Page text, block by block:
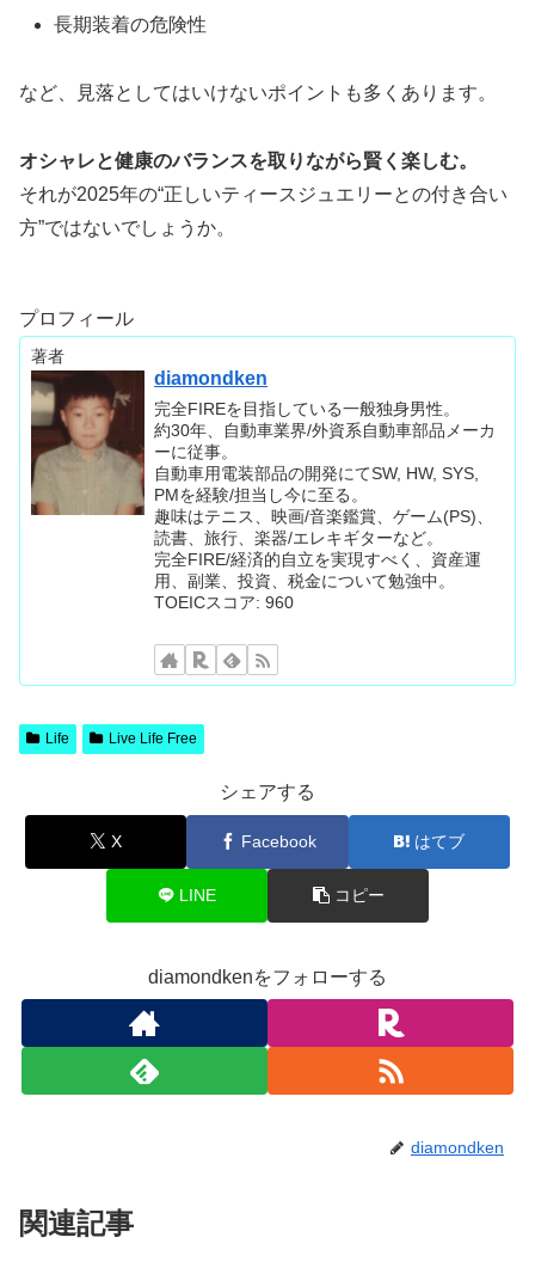
長期装着の危険性
など、見落としてはいけないポイントも多くあります。
オシャレと健康のバランスを取りながら賢く楽しむ。
それが2025年の“正しいティースジュエリーとの付き合い
方”ではないでしょうか。
プロフィール
著者
diamondken
完全FIREを目指している一般独身男性。
約30年、自動車業界/外資系自動車部品メーカ
ーに従事。
自動車用電装部品の開発にてSW, HW, SYS,
PMを経験/担当し今に至る。
趣味はテニス、映画/音楽鑑賞、ゲーム(PS)、
読書、旅行、楽器/エレキギターなど。
完全FIRE/経済的自立を実現すべく、資産運
用、副業、投資、税金について勉強中。
TOEICスコア: 960
Life Live Life Free
シェアする
X Facebook はてブ
LINE コピー
diamondkenをフォローする
diamondken
関連記事